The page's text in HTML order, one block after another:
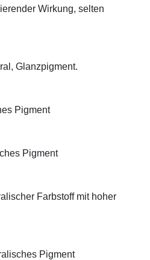
Wirkung, selten
Glanzpigment.
Pigment
Pigment
Farbstoff mit hoher
Pigment